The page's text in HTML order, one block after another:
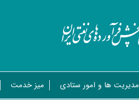
مدیریت ها و امور ستادی میز خدمت